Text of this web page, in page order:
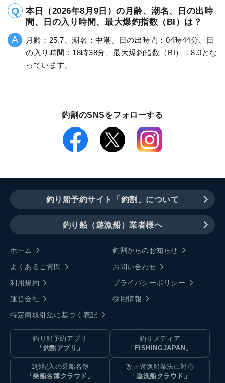
本日（2026年8月9日）の月齢、潮名、日の出時
間、日の入り時間、最大爆釣指数（BI）は？
月齢：25.7、潮名：中潮、日の出時間：04時44分、日
の入り時間：18時38分、最大爆釣指数（BI）：8.0とな
っています。
釣割のSNSをフォローする
釣り船予約サイト「釣割」について
釣り船（遊漁船）業者様へ
ホーム
釣割からのお知らせ
よくあるご質問
お問い合わせ
利用規約
プライバシーポリシー
運営会社
採用情報
特定商取引法に基づく表記
釣り船予約アプリ
「釣割アプリ」
釣りメディア
「FISHINGJAPAN」
1秒記入の乗船名簿
「乗船名簿クラウド」
改正遊漁船業法に対応
「遊漁船クラウド」